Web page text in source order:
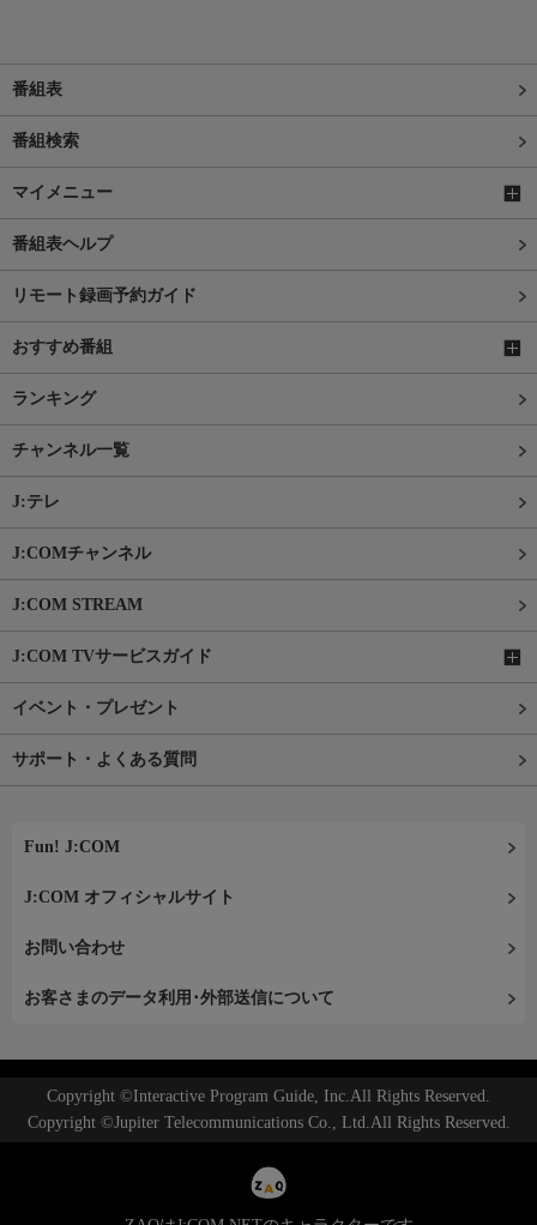
番組表
番組検索
マイメニュー
番組表ヘルプ
リモート録画予約ガイド
おすすめ番組
ランキング
チャンネル一覧
J:テレ
J:COMチャンネル
J:COM STREAM
J:COM TVサービスガイド
イベント・プレゼント
サポート・よくある質問
Fun! J:COM
J:COM オフィシャルサイト
お問い合わせ
お客さまのデータ利用･外部送信について
Copyright ©Interactive Program Guide, Inc.All Rights Reserved.
Copyright ©Jupiter Telecommunications Co., Ltd.All Rights Reserved.